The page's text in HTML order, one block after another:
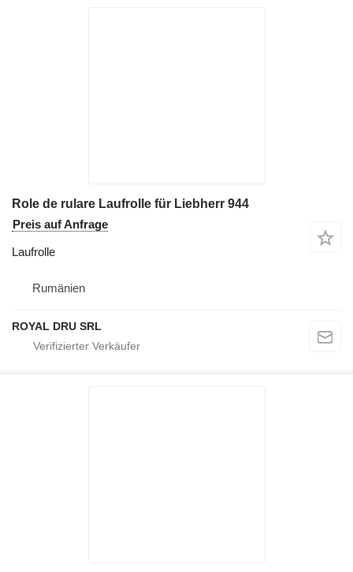
Role de rulare Laufrolle für Liebherr 944
Preis auf Anfrage
Laufrolle
Rumänien
ROYAL DRU SRL